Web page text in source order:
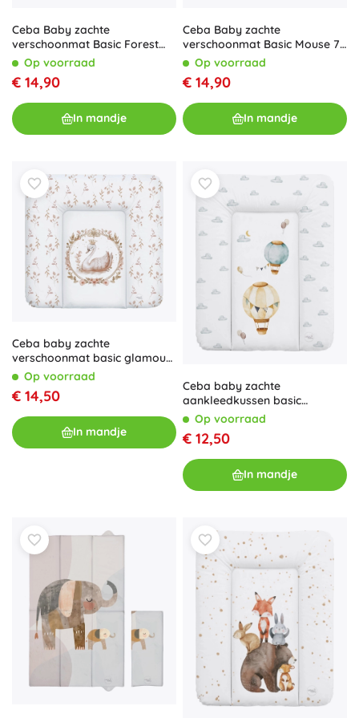
Ceba Baby zachte
verschoonmat Basic Forest
Friends 75 × 72 cm
Op voorraad
€ 14,90
In mandje
Ceba Baby zachte
verschoonmat Basic Mouse 75
× 72 cm
Op voorraad
€ 14,90
In mandje
Ceba baby zachte
verschoonmat basic glamour
style 75 × 72 cm
Op voorraad
€ 14,50
In mandje
Ceba baby zachte
aankleedkussen basic
balloons 50 × 70 cm
Op voorraad
€ 12,50
In mandje